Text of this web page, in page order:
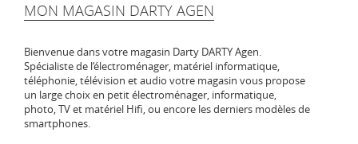
MON MAGASIN DARTY AGEN
Bienvenue dans votre magasin Darty DARTY Agen.
Spécialiste de l‘électroménager, matériel informatique,
téléphonie, télévision et audio votre magasin vous propose
un large choix en petit électroménager, informatique,
photo, TV et matériel Hifi, ou encore les derniers modèles de
smartphones.